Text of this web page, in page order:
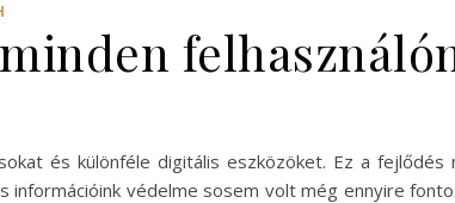
és különféle digitális eszközöket. Ez a fejlődés
információink védelme sosem volt még ennyire